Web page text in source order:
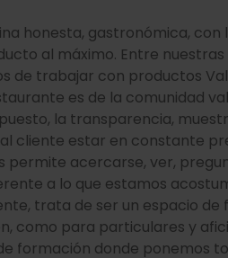
honesta, gastronómica,
al máximo. Entre
de trabajar con productos
es de la comunidad
la transparencia,
cliente estar en constante
permite acercarse, ver,
a lo que estamos
trata de ser un espacio
como para particulares y
formación donde ponemos